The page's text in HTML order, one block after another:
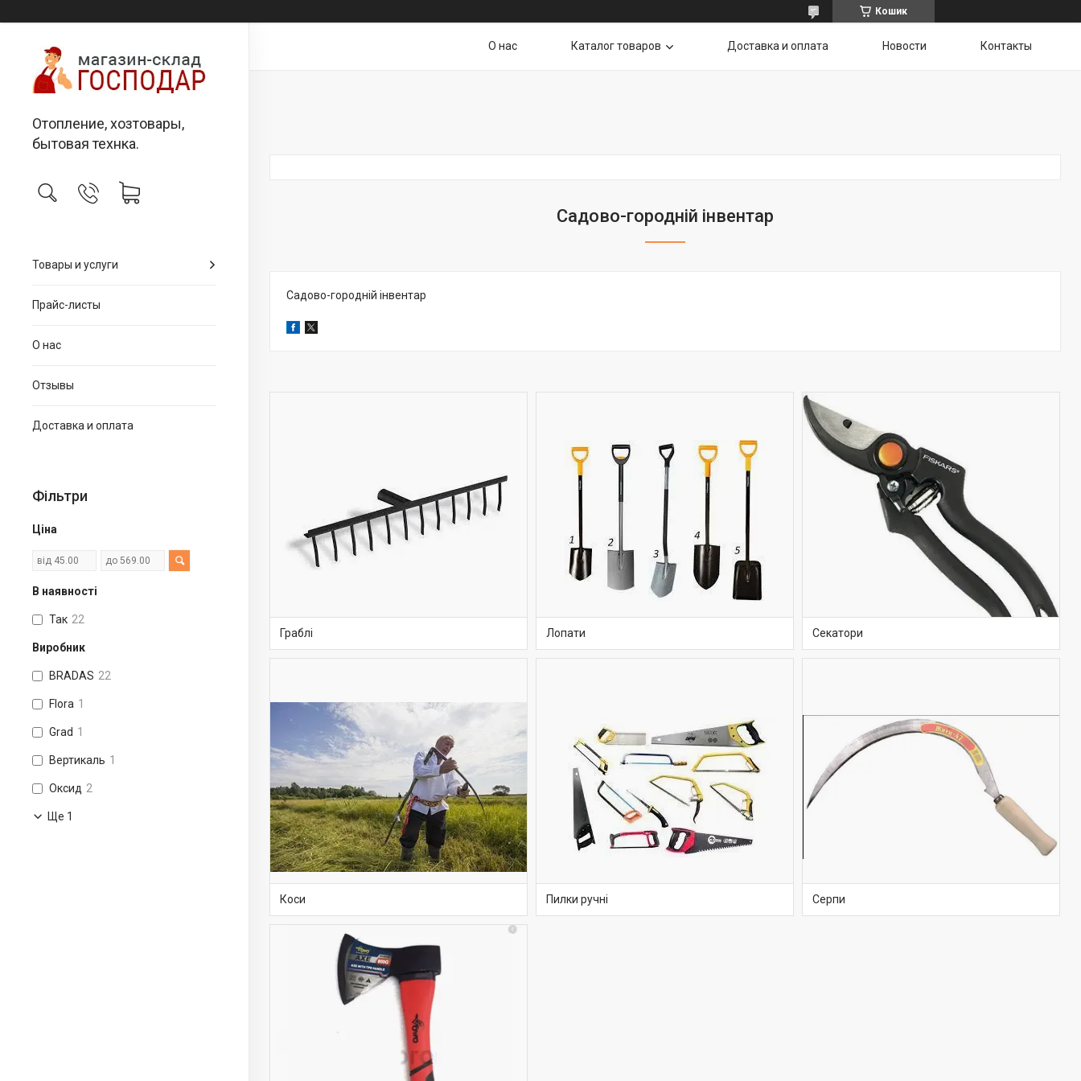
Кошик
Отопление, хозтовары,
бытовая технка.
Товары и услуги
Прайс-листы
О нас
Отзывы
Доставка и оплата
Фільтри
Ціна
В наявності
Так 22
Виробник
BRADAS 22
Flora 1
Grad 1
Вертикаль 1
Оксид 2
Ще 1
О нас Каталог товаров Доставка и оплата Новости Контакты
Садово-городній інвентар
Садово-городній інвентар
Граблі Лопати Секатори
Коси Пилки ручні Серпи